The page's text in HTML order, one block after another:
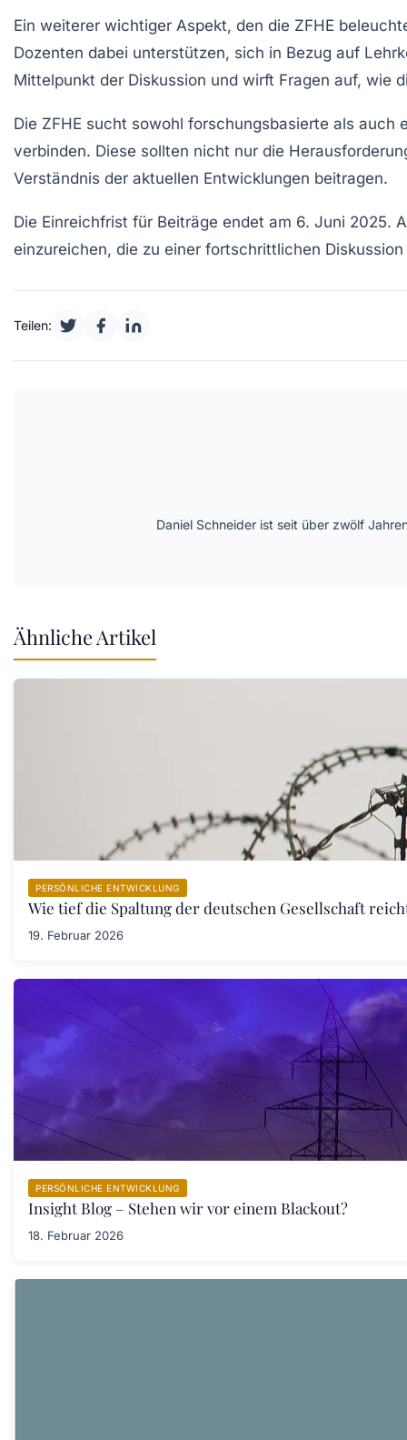
Ein weiterer wichtiger Aspekt, den die ZFHE
Dozenten dabei unterstützen, sich in Bezug auf
Mittelpunkt der Diskussion und wirft Fragen auf, wie
Die ZFHE sucht sowohl forschungsbasierte als auch
verbinden. Diese sollten nicht nur die
Verständnis der aktuellen Entwicklungen beitragen.
Die Einreichfrist für Beiträge endet am 6. Juni 2025.
einzureichen, die zu einer fortschrittlichen
Teilen:
Daniel Schneider ist seit über zwölf
Ähnliche Artikel
PERSÖNLICHE ENTWICKLUNG
Wie tief die Spaltung der deutschen Gesellschaft
19. Februar 2026
PERSÖNLICHE ENTWICKLUNG
Insight Blog – Stehen wir vor einem Blackout?
18. Februar 2026